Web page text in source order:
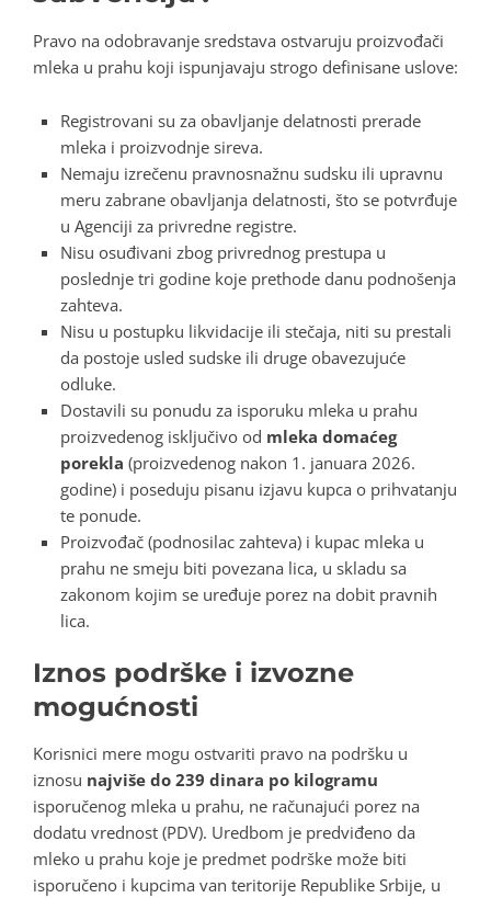
Pravo na odobravanje sredstava ostvaruju proizvođači
mleka u prahu koji ispunjavaju strogo definisane uslove:
Registrovani su za obavljanje delatnosti prerade
mleka i proizvodnje sireva.
Nemaju izrečenu pravnosnažnu sudsku ili upravnu
meru zabrane obavljanja delatnosti, što se potvrđuje
u Agenciji za privredne registre.
Nisu osuđivani zbog privrednog prestupa u
poslednje tri godine koje prethode danu podnošenja
zahteva.
Nisu u postupku likvidacije ili stečaja, niti su prestali
da postoje usled sudske ili druge obavezujuće
odluke.
Dostavili su ponudu za isporuku mleka u prahu
proizvedenog isključivo od mleka domaćeg
porekla (proizvedenog nakon 1. januara 2026.
godine) i poseduju pisanu izjavu kupca o prihvatanju
te ponude.
Proizvođač (podnosilac zahteva) i kupac mleka u
prahu ne smeju biti povezana lica, u skladu sa
zakonom kojim se uređuje porez na dobit pravnih
lica.
Iznos podrške i izvozne
mogućnosti
Korisnici mere mogu ostvariti pravo na podršku u
iznosu najviše do 239 dinara po kilogramu
isporučenog mleka u prahu, ne računajući porez na
dodatu vrednost (PDV). Uredbom je predviđeno da
mleko u prahu koje je predmet podrške može biti
isporučeno i kupcima van teritorije Republike Srbije, u